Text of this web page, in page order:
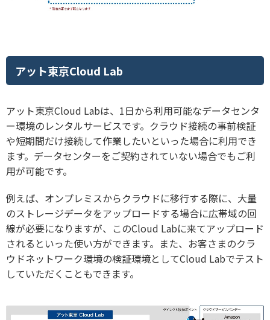
アット東京Cloud Lab
アット東京Cloud Labは、1日から利用可能なデータセンタ
ー環境のレンタルサービスです。クラウド接続の事前検証
や短期間だけ接続して作業したいといった場合に利用でき
ます。データセンターをご契約されていない場合でもご利
用が可能です。
例えば、オンプレミスからクラウドに移行する際に、大量
のストレージデータをアップロードする場合に広帯域の回
線が必要になりますが、このCloud Labに来てアップロード
されるといった使い方ができます。また、お客さまのクラ
ウドネットワーク環境の検証環境としてCloud Labでテスト
していただくこともできます。